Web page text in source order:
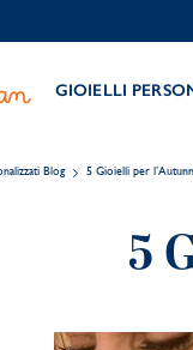
GIOIELLI
Blog 5 Gioielli per
5